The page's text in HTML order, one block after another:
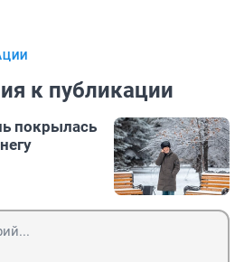
к публикации
покрылась